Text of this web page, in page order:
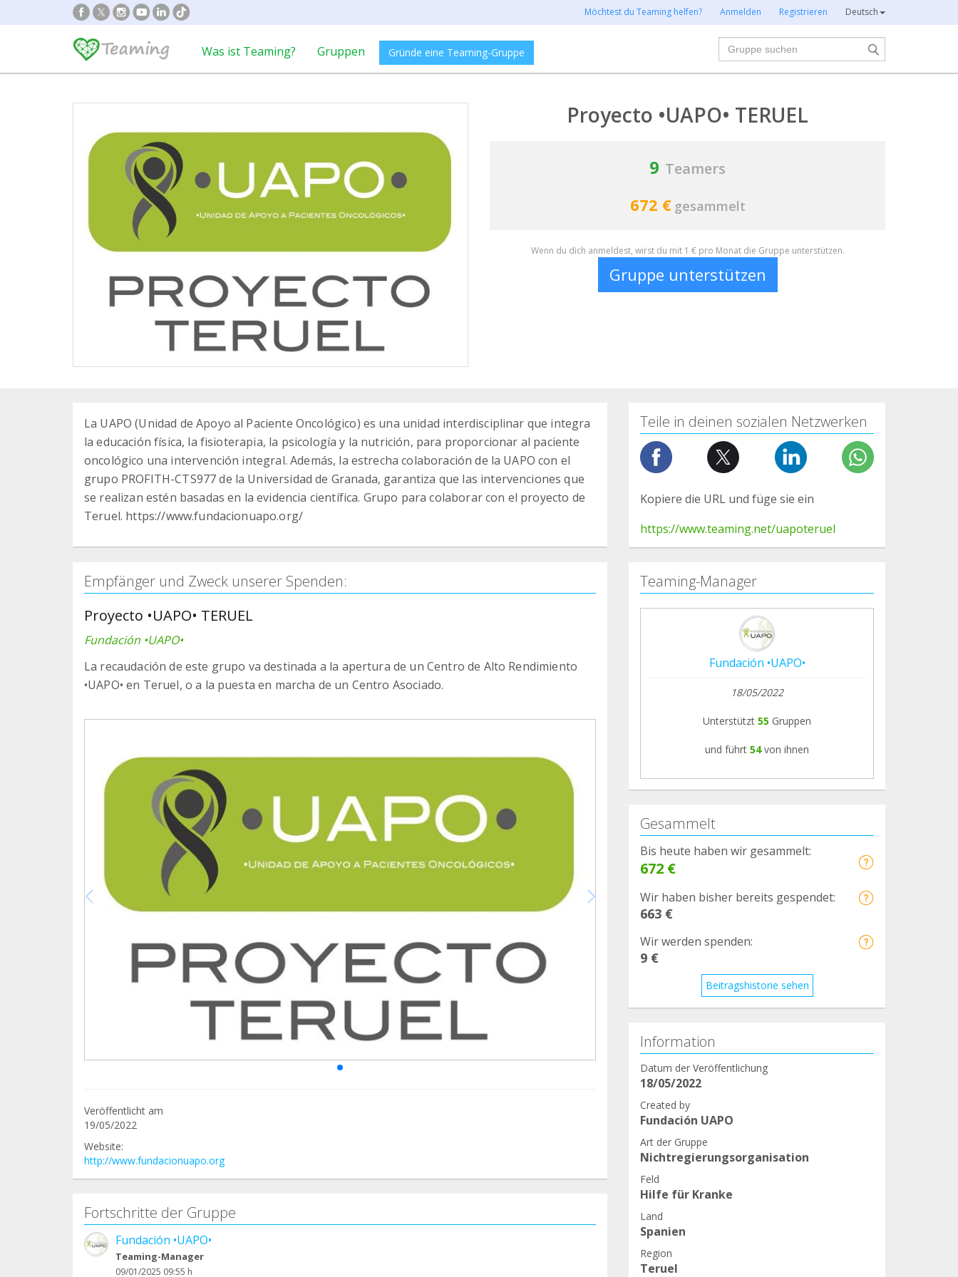
Möchtest du Teaming helfen? Anmelden Registrieren Deutsch
Was ist Teaming? Gruppen Gründe eine Teaming-Gruppe
Suche
Proyecto •UAPO• TERUEL
9 Teamers
672 € gesammelt
Wenn du dich anmeldest, wirst du mit 1 € pro Monat die Gruppe unterstützen.
Gruppe unterstützen
La UAPO (Unidad de Apoyo al Paciente Oncológico) es una unidad interdisciplinar que integra
la educación física, la fisioterapia, la psicología y la nutrición, para proporcionar al paciente
oncológico una intervención integral. Además, la estrecha colaboración de la UAPO con el
grupo PROFITH-CTS977 de la Universidad de Granada, garantiza que las intervenciones que
se realizan estén basadas en la evidencia científica. Grupo para colaborar con el proyecto de
Teruel. https://www.fundacionuapo.org/
Empfänger und Zweck unserer Spenden:
Proyecto •UAPO• TERUEL
Fundación •UAPO•
La recaudación de este grupo va destinada a la apertura de un Centro de Alto Rendimiento
•UAPO• en Teruel, o a la puesta en marcha de un Centro Asociado.
Veröffentlicht am
19/05/2022
Website:
http://www.fundacionuapo.org
Fortschritte der Gruppe
Fundación •UAPO•
Teaming-Manager
09/01/2025 09:55 h
Teile in deinen sozialen Netzwerken
Kopiere die URL und füge sie ein
https://www.teaming.net/uapoteruel
Teaming-Manager
Fundación •UAPO•
18/05/2022
Unterstützt 55 Gruppen
und führt 54 von ihnen
Gesammelt
Bis heute haben wir gesammelt:
672 €
Wir haben bisher bereits gespendet:
663 €
Wir werden spenden:
9 €
Beitragshistorie sehen
Information
Datum der Veröffentlichung
18/05/2022
Created by
Fundación UAPO
Art der Gruppe
Nichtregierungsorganisation
Feld
Hilfe für Kranke
Land
Spanien
Region
Teruel